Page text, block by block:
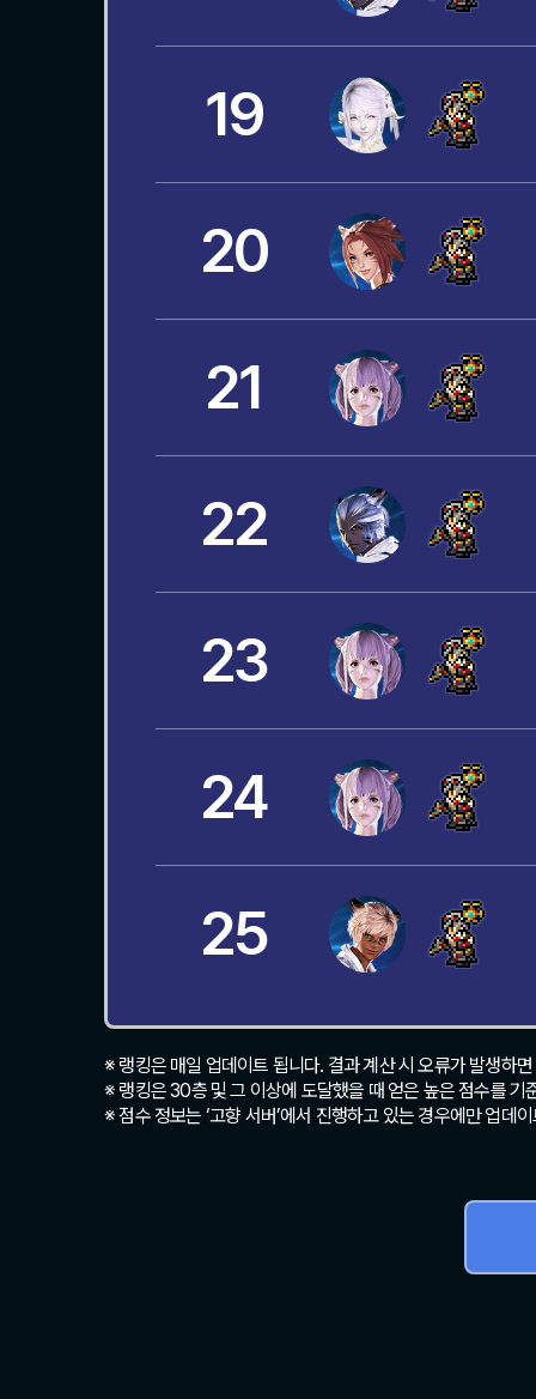
19
20
21
22
23
24
25
※ 랭킹은 매일 업데이트 됩니다. 결과 계산 시 오류가 발생하
※ 랭킹은 30층 및 그 이상에 도달했을 때 얻은 높은 점수를 기
※ 점수 정보는 ‘고향 서버’에서 진행하고 있는 경우에만 업데